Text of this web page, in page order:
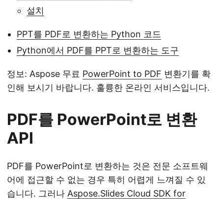
설치
PPT를 PDF로 변환하는 Python 코드
Python에서 PDF를 PPT로 변환하는 도구
정보: Aspose 무료 PowerPoint to PDF 변환기를 확
인해 보시기 바랍니다. 훌륭한 온라인 서비스입니다.
PDF를 PowerPoint로 변환
API
PDF를 PowerPoint로 변환하는 것은 전문 소프트웨
어에 접근할 수 없는 경우 특히 어렵게 느껴질 수 있
습니다. 그러나 Aspose.Slides Cloud SDK for